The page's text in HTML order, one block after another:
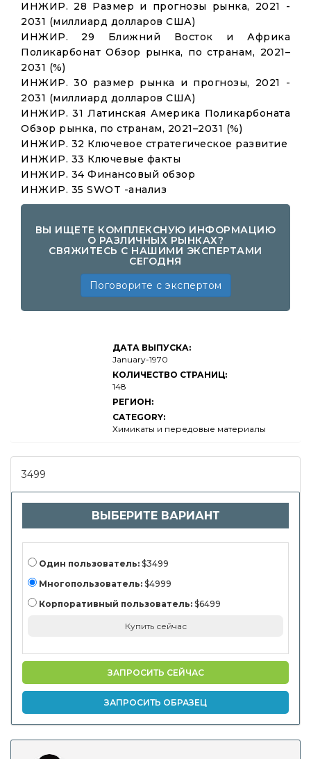
ИНЖИР. 28 Размер и прогнозы рынка, 2021 -
2031 (миллиард долларов США)
ИНЖИР. 29 Ближний Восток и Африка
Поликарбонат Обзор рынка, по странам, 2021–
2031 (%)
ИНЖИР. 30 размер рынка и прогнозы, 2021 -
2031 (миллиард долларов США)
ИНЖИР. 31 Латинская Америка Поликарбоната
Обзор рынка, по странам, 2021–2031 (%)
ИНЖИР. 32 Ключевое стратегическое развитие
ИНЖИР. 33 Ключевые факты
ИНЖИР. 34 Финансовый обзор
ИНЖИР. 35 SWOT -анализ
ВЫ ИЩЕТЕ КОМПЛЕКСНУЮ ИНФОРМАЦИЮ
О РАЗЛИЧНЫХ РЫНКАХ?
СВЯЖИТЕСЬ С НАШИМИ ЭКСПЕРТАМИ
СЕГОДНЯ
Поговорите с экспертом
электроника,
оптические
медицинские
приборы,
(OEMS,
производители,
фирмы,
потребительские
компании) и
электроники и
региональный
анализ, 2024-
ДАТА ВЫПУСКА:
January-1970
КОЛИЧЕСТВО СТРАНИЦ:
148
РЕГИОН:
CATEGORY:
Химикаты и передовые материалы
3499
ВЫБЕРИТЕ ВАРИАНТ
Один пользователь: $3499
Многопользователь: $4999
Корпоративный пользователь: $6499
Купить сейчас
ЗАПРОСИТЬ СЕЙЧАС
ЗАПРОСИТЬ ОБРАЗЕЦ